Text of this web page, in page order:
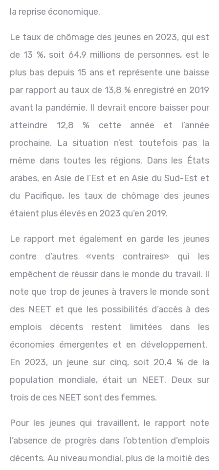
la reprise économique.
Le taux de chômage des jeunes en 2023, qui est
de 13 %, soit 64,9 millions de personnes, est le
plus bas depuis 15 ans et représente une baisse
par rapport au taux de 13,8 % enregistré en 2019
avant la pandémie. Il devrait encore baisser pour
atteindre 12,8 % cette année et l’année
prochaine. La situation n’est toutefois pas la
même dans toutes les régions. Dans les États
arabes, en Asie de l’Est et en Asie du Sud-Est et
du Pacifique, les taux de chômage des jeunes
étaient plus élevés en 2023 qu’en 2019.
Le rapport met également en garde les jeunes
contre d’autres «vents contraires» qui les
empêchent de réussir dans le monde du travail. Il
note que trop de jeunes à travers le monde sont
des NEET et que les possibilités d’accès à des
emplois décents restent limitées dans les
économies émergentes et en développement.
En 2023, un jeune sur cinq, soit 20,4 % de la
population mondiale, était un NEET. Deux sur
trois de ces NEET sont des femmes.
Pour les jeunes qui travaillent, le rapport note
l’absence de progrès dans l’obtention d’emplois
décents. Au niveau mondial, plus de la moitié des